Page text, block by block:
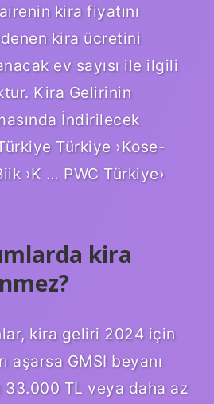
kira fiyatını
kira ücretini
ev sayısı ile ilgili
Kira Gelirinin
İndirilecek
Türkiye ›Kose-
›K … PWC Türkiye›
kira
kira geliri 2024 için
aşarsa GMSI beyanı
33.000 TL veya daha az